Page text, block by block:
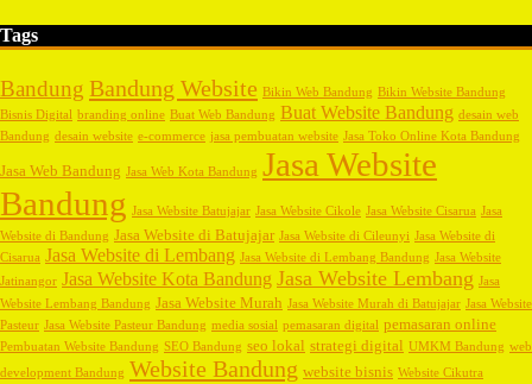
Tags
Bandung Bandung Website Bikin Web Bandung Bikin Website Bandung
Bisnis Digital branding online Buat Web Bandung Buat Website Bandung desain web
Bandung desain website e-commerce jasa pembuatan website Jasa Toko Online Kota Bandung
Jasa Web Bandung Jasa Web Kota Bandung Jasa Website
Bandung Jasa Website Batujajar Jasa Website Cikole Jasa Website Cisarua Jasa
Website di Bandung Jasa Website di Batujajar Jasa Website di Cileunyi Jasa Website di
Cisarua Jasa Website di Lembang Jasa Website di Lembang Bandung Jasa Website
Jatinangor Jasa Website Kota Bandung Jasa Website Lembang Jasa
Website Lembang Bandung Jasa Website Murah Jasa Website Murah di Batujajar Jasa Website
Pasteur Jasa Website Pasteur Bandung media sosial pemasaran digital pemasaran online
Pembuatan Website Bandung SEO Bandung seo lokal strategi digital UMKM Bandung web
development Bandung Website Bandung website bisnis Website Cikutra